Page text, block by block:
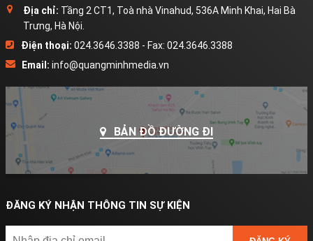
Địa chỉ: Tầng 2 CT1, Toà nhà Vinahud, 536A Minh Khai, Hai Bà
Trưng, Hà Nội.
Điện thoại: 024.3646.3388 - Fax: 024.3646.3388
Email: info@quangminhmedia.vn
BẢN ĐỒ ĐƯỜNG ĐI
ĐĂNG KÝ NHẬN THÔNG TIN SỰ KIỆN